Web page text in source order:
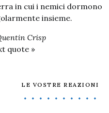
in cui i nemici dormono
insieme.
Crisp
quote »
LE VOSTRE REAZIONI